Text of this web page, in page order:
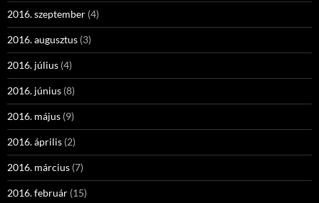
2016. szeptember (4)
2016. augusztus (3)
2016. július (4)
2016. június (8)
2016. május (9)
2016. április (2)
2016. március (7)
2016. február (15)